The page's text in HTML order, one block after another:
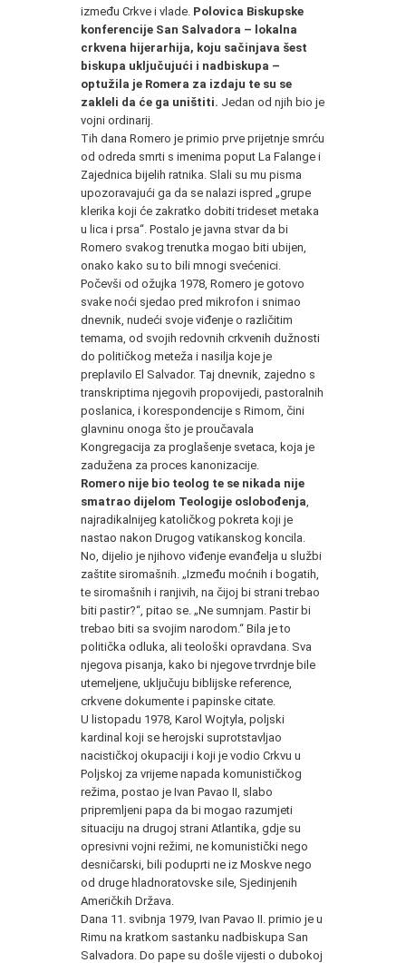
između Crkve i vlade. Polovica Biskupske
konferencije San Salvadora – lokalna
crkvena hijerarhija, koju sačinjava šest
biskupa uključujući i nadbiskupa –
optužila je Romera za izdaju te su se
zakleli da će ga uništiti. Jedan od njih bio je
vojni ordinarij.
Tih dana Romero je primio prve prijetnje smrću
od odreda smrti s imenima poput La Falange i
Zajednica bijelih ratnika. Slali su mu pisma
upozoravajući ga da se nalazi ispred „grupe
klerika koji će zakratko dobiti trideset metaka
u lica i prsa“. Postalo je javna stvar da bi
Romero svakog trenutka mogao biti ubijen,
onako kako su to bili mnogi svećenici.
Počevši od ožujka 1978, Romero je gotovo
svake noći sjedao pred mikrofon i snimao
dnevnik, nudeći svoje viđenje o različitim
temama, od svojih redovnih crkvenih dužnosti
do političkog meteža i nasilja koje je
preplavilo El Salvador. Taj dnevnik, zajedno s
transkriptima njegovih propovijedi, pastoralnih
poslanica, i korespondencije s Rimom, čini
glavninu onoga što je proučavala
Kongregacija za proglašenje svetaca, koja je
zadužena za proces kanonizacije.
Romero nije bio teolog te se nikada nije
smatrao dijelom Teologije oslobođenja
najradikalnijeg katoličkog pokreta koji je
nastao nakon Drugog vatikanskog koncila.
No, dijelio je njihovo viđenje evanđelja u službi
zaštite siromašnih. „Između moćnih i bogatih,
te siromašnih i ranjivih, na čijoj bi strani trebao
biti pastir?“, pitao se. „Ne sumnjam. Pastir bi
trebao biti sa svojim narodom.“ Bila je to
politička odluka, ali teološki opravdana. Sva
njegova pisanja, kako bi njegove trvrdnje bile
utemeljene, uključuju biblijske reference,
crkvene dokumente i papinske citate.
U listopadu 1978, Karol Wojtyla, poljski
kardinal koji se herojski suprotstavljao
nacističkoj okupaciji i koji je vodio Crkvu u
Poljskoj za vrijeme napada komunističkog
režima, postao je Ivan Pavao II, slabo
pripremljeni papa da bi mogao razumjeti
situaciju na drugoj strani Atlantika, gdje su
opresivni vojni režimi, ne komunistički nego
desničarski, bili poduprti ne iz Moskve nego
od druge hladnoratovske sile, Sjedinjenih
Američkih Država.
Dana 11. svibnja 1979, Ivan Pavao II. primio je u
Rimu na kratkom sastanku nadbiskupa San
Salvadora. Do pape su došle vijesti o dubokoj